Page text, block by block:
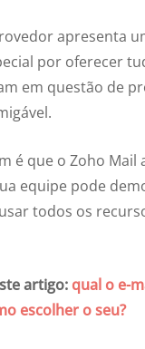
apresenta
por oferecer
em questão de
é que o Zoho Mail
equipe pode
todos os
artigo: qual o e-
escolher o seu?